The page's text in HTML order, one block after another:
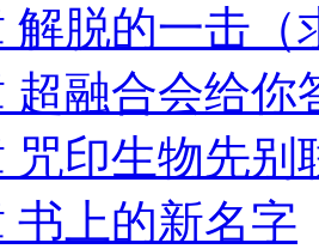
解脱的一击（
超融合会给你
咒印生物先别
书上的新名字